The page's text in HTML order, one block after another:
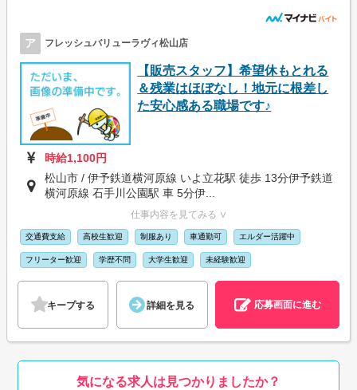
ア フレッシュバリューラヴィ松山店
【販売スタッフ】希望休もとれる
＆残業はほぼなし！地元に根差し
た安心感ある職場です♪
時給1,100円
松山市 / 伊予鉄道横河原線 いよ立花駅 徒歩 13分伊予鉄道
横河原線 石手川公園駅 車 5分伊...
仕事内容を見てみる ∨
交通費支給 高校生歓迎 制服あり 車通勤可 エルダー活躍中
フリーター歓迎 学歴不問 大学生歓迎 未経験歓迎
キープする 詳細を見る 応募画面に進む
気になる求人は見つかりましたか？